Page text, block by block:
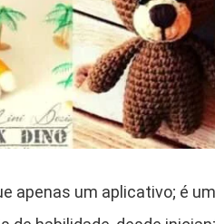
apenas um aplicativo; é